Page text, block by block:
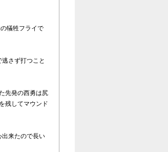
犠牲フライで
さず打つこと
先発の西勇は尻
残してマウンド
出来たので長い